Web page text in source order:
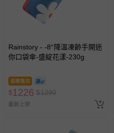
Rainstory - -8°降溫凍齡手開迷
你口袋傘-盛綻花漾-230g
即將售完
$1226 $1290
最新上架